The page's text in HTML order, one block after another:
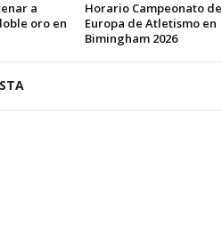
a
oro en
Horario Campeonato de
Europa de Atletismo en
Bimingham 2026